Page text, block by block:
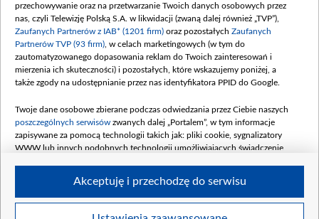
przechowywanie oraz na przetwarzanie Twoich danych osobowych przez
nas, czyli Telewizję Polską S.A. w likwidacji (zwaną dalej również „TVP”),
Zaufanych Partnerów z IAB* (1201 firm) oraz pozostałych Zaufanych
Partnerów TVP (93 firm) , w celach marketingowych (w tym do
zautomatyzowanego dopasowania reklam do Twoich zainteresowań i
mierzenia ich skuteczności) i pozostałych, które wskazujemy poniżej, a
także zgody na udostępnianie przez nas identyfikatora PPID do Google.
Twoje dane osobowe zbierane podczas odwiedzania przez Ciebie naszych
poszczególnych serwisów zwanych dalej „Portalem”, w tym informacje
zapisywane za pomocą technologii takich jak: pliki cookie, sygnalizatory
WWW lub innych podobnych technologii umożliwiających świadczenie
Twoje dane osobowe zbierane podczas odwiedzania przez Ciebie
Akceptuję i przechodzę do serwisu